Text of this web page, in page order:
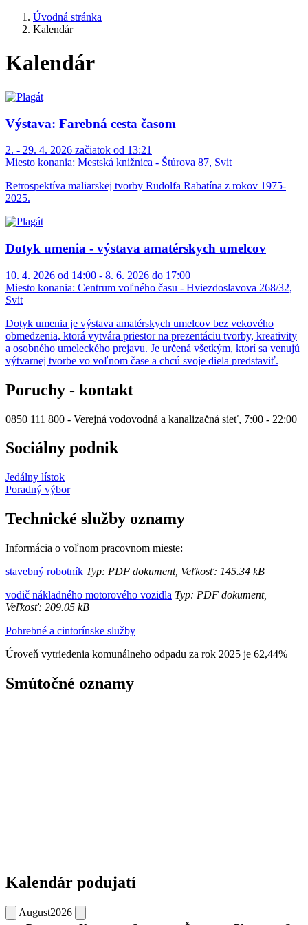
Úvodná stránka
Kalendár
Kalendár
Výstava: Farebná cesta časom
2. - 29. 4. 2026 začiatok od 13:21
Miesto konania: Mestská knižnica - Štúrova 87, Svit
Retrospektíva maliarskej tvorby Rudolfa Rabatína z rokov 1975-
2025.
Dotyk umenia - výstava amatérskych umelcov
10. 4. 2026 od 14:00 - 8. 6. 2026 do 17:00
Miesto konania: Centrum voľného času - Hviezdoslavova 268/32,
Svit
Dotyk umenia je výstava amatérskych umelcov bez vekového
obmedzenia, ktorá vytvára priestor na prezentáciu tvorby, kreativity
a osobného umeleckého prejavu. Je určená všetkým, ktorí sa venujú
výtvarnej tvorbe vo voľnom čase a chcú svoje diela predstaviť.
Poruchy - kontakt
0850 111 800 - Verejná vodovodná a kanalizačná sieť, 7:00 - 22:00
Sociálny podnik
Jedálny lístok
Poradný výbor
Technické služby oznamy
Informácia o voľnom pracovnom mieste:
stavebný robotník Typ: PDF dokument, Veľkosť: 145.34 kB
vodič nákladného motorového vozidla Typ: PDF dokument,
Veľkosť: 209.05 kB
Pohrebné a cintorínske služby
Úroveň vytriedenia komunálneho odpadu za rok 2025 je 62,44%
Smútočné oznamy
Kalendár podujatí
August2026